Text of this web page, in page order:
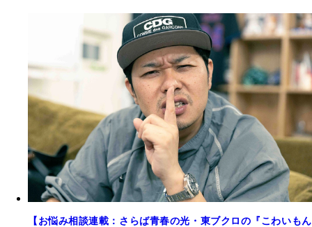
藤井一至氏いわく「19世紀のドイツの化学者は『
糞尿リサイクルを見習うべき』と言ってます」
【お悩み相談連載：さらば青春の光・東ブクロの『こわいもん